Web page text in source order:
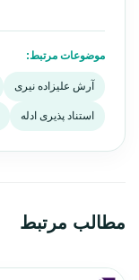
موضوعات مرتبط:
آرش علیزاده نیری
استناد پذیری ادله
مطالب مرتبط